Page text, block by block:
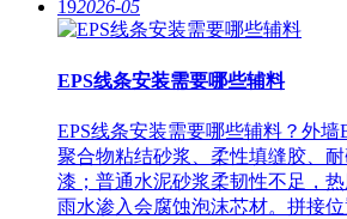
192026-05
EPS线条安装需要哪些辅料
EPS线条安装需要哪些辅料？外墙
聚合物粘结砂浆、柔性填缝胶、
漆；普通水泥砂浆柔韧性不足，热
雨水渗入会腐蚀泡沫芯材。拼接